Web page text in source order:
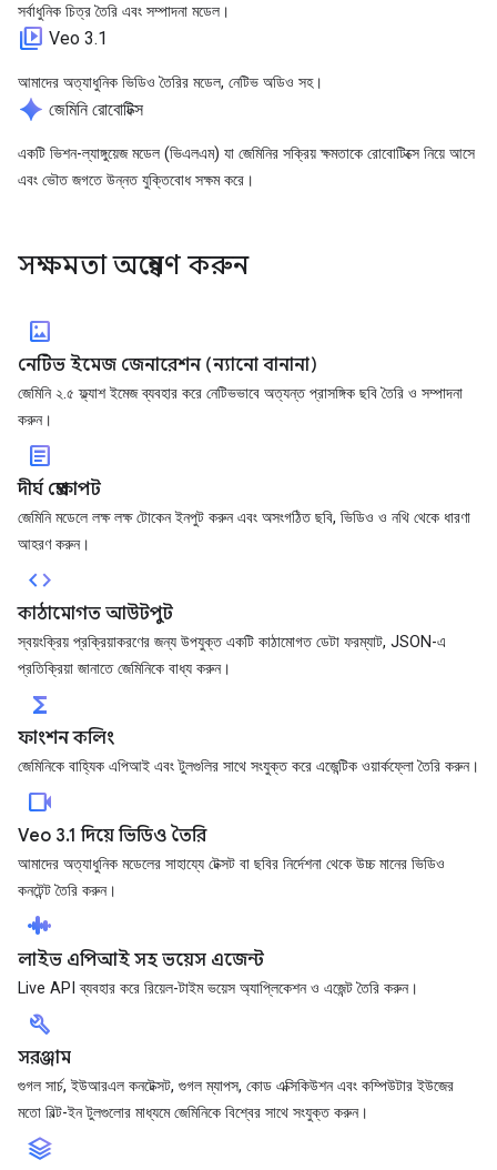
সর্বাধুনিক চিত্র তৈরি এবং সম্পাদনা মডেল।
video_library Veo 3.1
আমাদের অত্যাধুনিক ভিডিও তৈরির মডেল, নেটিভ অডিও সহ।
spark জেমিনি রোবোটিক্স
একটি ভিশন-ল্যাঙ্গুয়েজ মডেল (ভিএলএম) যা জেমিনির সক্রিয় ক্ষমতাকে রোবোটিক্সে নিয়ে আসে
এবং ভৌত জগতে উন্নত যুক্তিবোধ সক্ষম করে।
সক্ষমতা অন্বেষণ করুন
imagesmode
নেটিভ ইমেজ জেনারেশন (ন্যানো বানানা)
জেমিনি ২.৫ ফ্ল্যাশ ইমেজ ব্যবহার করে নেটিভভাবে অত্যন্ত প্রাসঙ্গিক ছবি তৈরি ও সম্পাদনা
করুন।
article
দীর্ঘ প্রেক্ষাপট
জেমিনি মডেলে লক্ষ লক্ষ টোকেন ইনপুট করুন এবং অসংগঠিত ছবি, ভিডিও ও নথি থেকে ধারণা
আহরণ করুন।
code
কাঠামোগত আউটপুট
স্বয়ংক্রিয় প্রক্রিয়াকরণের জন্য উপযুক্ত একটি কাঠামোগত ডেটা ফরম্যাট, JSON-এ
প্রতিক্রিয়া জানাতে জেমিনিকে বাধ্য করুন।
functions
ফাংশন কলিং
জেমিনিকে বাহ্যিক এপিআই এবং টুলগুলির সাথে সংযুক্ত করে এজেন্টিক ওয়ার্কফ্লো তৈরি করুন।
videocam
Veo 3.1 দিয়ে ভিডিও তৈরি
আমাদের অত্যাধুনিক মডেলের সাহায্যে টেক্সট বা ছবির নির্দেশনা থেকে উচ্চ মানের ভিডিও
কনটেন্ট তৈরি করুন।
android_recorder
লাইভ এপিআই সহ ভয়েস এজেন্ট
Live API ব্যবহার করে রিয়েল-টাইম ভয়েস অ্যাপ্লিকেশন ও এজেন্ট তৈরি করুন।
build
সরঞ্জাম
গুগল সার্চ, ইউআরএল কনটেক্সট, গুগল ম্যাপস, কোড এক্সিকিউশন এবং কম্পিউটার ইউজের
মতো বিল্ট-ইন টুলগুলোর মাধ্যমে জেমিনিকে বিশ্বের সাথে সংযুক্ত করুন।
stacks